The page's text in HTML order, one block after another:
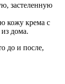
застеленную
кожу крема с
дома.